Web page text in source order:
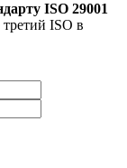
ISO 29001
ISO в